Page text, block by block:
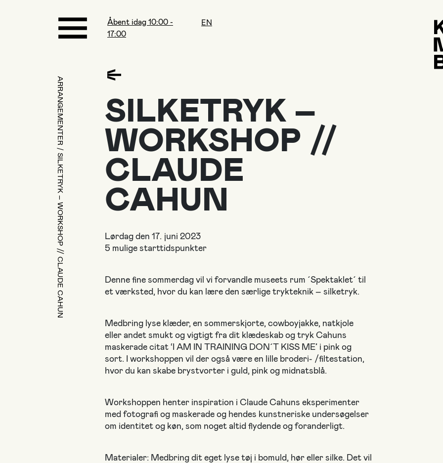
ARRANGEMENTER
SILKETRYK – WORKSHOP // CLAUDE CAHUN
Åbent idag 10:00 -
17:00
EN
SILKETRYK –
WORKSHOP //
CLAUDE
CAHUN
Lørdag den 17. juni 2023
5 mulige starttidspunkter
Denne fine sommerdag vil vi forvandle museets rum ´Spektaklet´ til
et værksted, hvor du kan lære den særlige trykteknik – silketryk.
Medbring lyse klæder, en sommerskjorte, cowboyjakke, natkjole
eller andet smukt og vigtigt fra dit klædeskab og tryk Cahuns
maskerade citat ‘I AM IN TRAINING DON´T KISS ME’ i pink og
sort. I workshoppen vil der også være en lille broderi- /filtestation,
hvor du kan skabe brystvorter i guld, pink og midnatsblå.
Workshoppen henter inspiration i Claude Cahuns eksperimenter
med fotografi og maskerade og hendes kunstneriske undersøgelser
om identitet og køn, som noget altid flydende og foranderligt.
Materialer: Medbring dit eget lyse tøj i bomuld, hør eller silke. Det vil